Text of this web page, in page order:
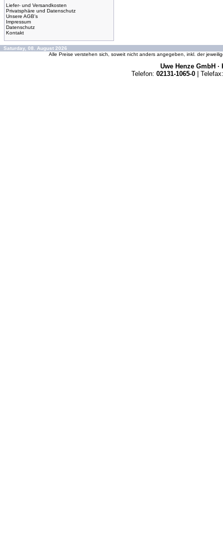
Liefer- und Versandkosten
Privatsphäre und Datenschutz
Unsere AGB's
Impressum
Datenschutz
Kontakt
Saturday, 08. August 2026
Alle Preise verstehen sich, soweit nicht anders angegeben, inkl. der
Uwe Henze GmbH ·
Telefon: 02131-1065-0 | Telefax: